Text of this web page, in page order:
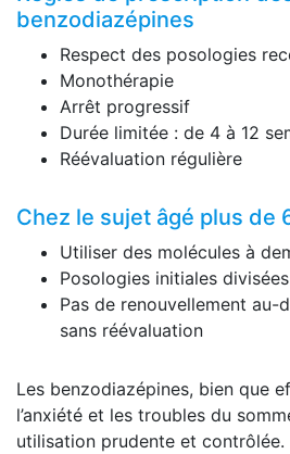
benzodiazépines
Respect des posologies
Monothérapie
Arrêt progressif
Durée limitée : de 4 à 12
Réévaluation régulière
Chez le sujet âgé plus de
Utiliser des molécules à
Posologies initiales
Pas de renouvellement au-
sans réévaluation
Les benzodiazépines, bien que
l’anxiété et les troubles du
utilisation prudente et contrôlée.